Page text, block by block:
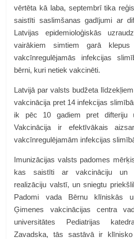
vērtēta kā laba, septembrī tika
saistīti saslimšanas gadījumi ar
Latvijas epidemioloģiskās
vairākiem simtiem garā
vakcīnregulējamās infekcijas
bērni, kuri netiek vakcinēti.
Latvijā par valsts budžeta
vakcinācija pret 14 infekcijas
ik pēc 10 gadiem pret difteriju
Vakcinācija ir efektīvākais
vakcīnregulējamām infekcijas
Imunizācijas valsts padomes
kas saistīti ar vakcināciju un
realizāciju valstī, un sniegtu
Padomi vada Bērnu klīniskās
Ģimenes vakcinācijas centra
universitātes Pediatrijas
Zavadska, tās sastāvā ir